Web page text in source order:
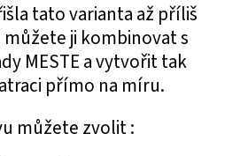
tato varianta až příliš
ji kombinovat s
MESTE a vytvořit tak
přímo na míru.
můžete zvolit :